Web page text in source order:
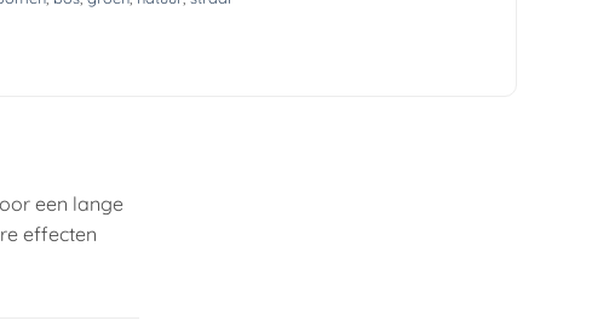
een lange
effecten